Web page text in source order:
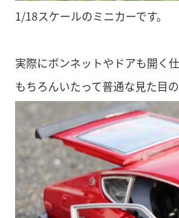
1/18スケールのミニカーです。
実際にボンネットやドアも開く
もちろんいたって普通な見た目